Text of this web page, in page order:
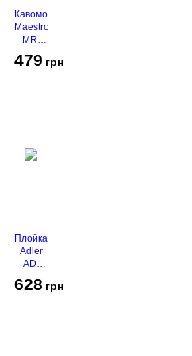
Кавомолка
Maestro
MR-
Grey
479 грн
Плойка
Adler
AD-
628 грн